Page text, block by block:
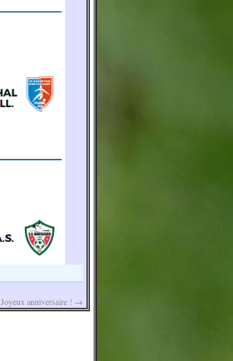
Joyeux anniversaire ! →